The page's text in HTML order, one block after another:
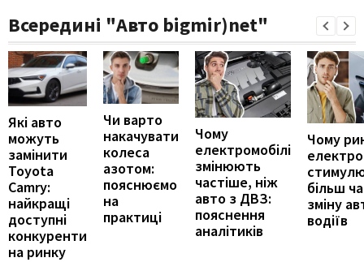
Всередині "Авто bigmir)net"
Які авто
можуть
замінити
Toyota
Camry:
найкращі
доступні
конкуренти
на ринку
Чи варто
накачувати
колеса
азотом:
пояснюємо
на
практиці
Чому
електромобілі
змінюють
частіше, ніж
авто з ДВЗ:
пояснення
аналітиків
Чому
більш
зміну
водіїв